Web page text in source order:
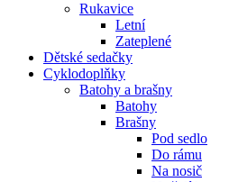
Rukavice
Letní
Zateplené
Dětské sedačky
Cyklodoplňky
Batohy a brašny
Batohy
Brašny
Pod sedlo
Do rámu
Na nosič